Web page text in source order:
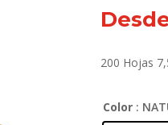
200 Hojas
Color :